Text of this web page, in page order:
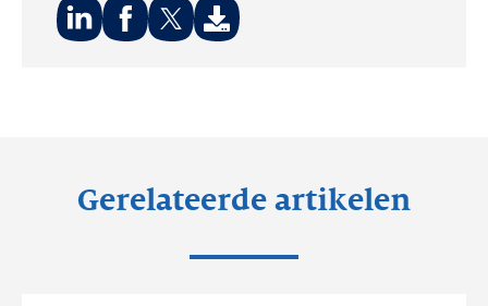
Gerelateerde artikelen